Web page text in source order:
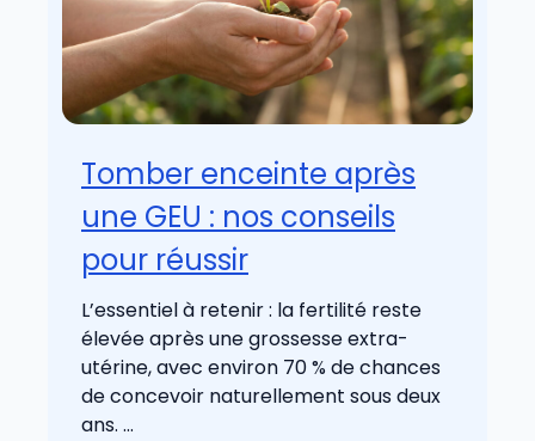
Tomber enceinte après
une GEU : nos conseils
pour réussir
L’essentiel à retenir : la fertilité reste
élevée après une grossesse extra-
utérine, avec environ 70 % de chances
de concevoir naturellement sous deux
ans. ...